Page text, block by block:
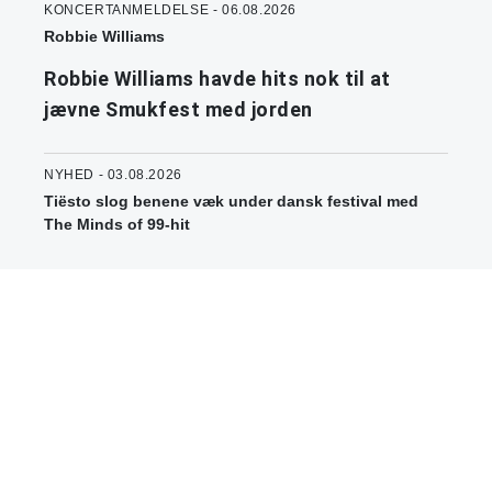
KONCERTANMELDELSE - 06.08.2026
Robbie Williams
Robbie Williams havde hits nok til at
jævne Smukfest med jorden
NYHED - 03.08.2026
Tiësto slog benene væk under dansk festival med
The Minds of 99-hit